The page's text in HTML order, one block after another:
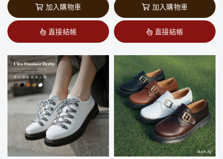
加入購物車
直接結帳
加入購物車
直接結帳